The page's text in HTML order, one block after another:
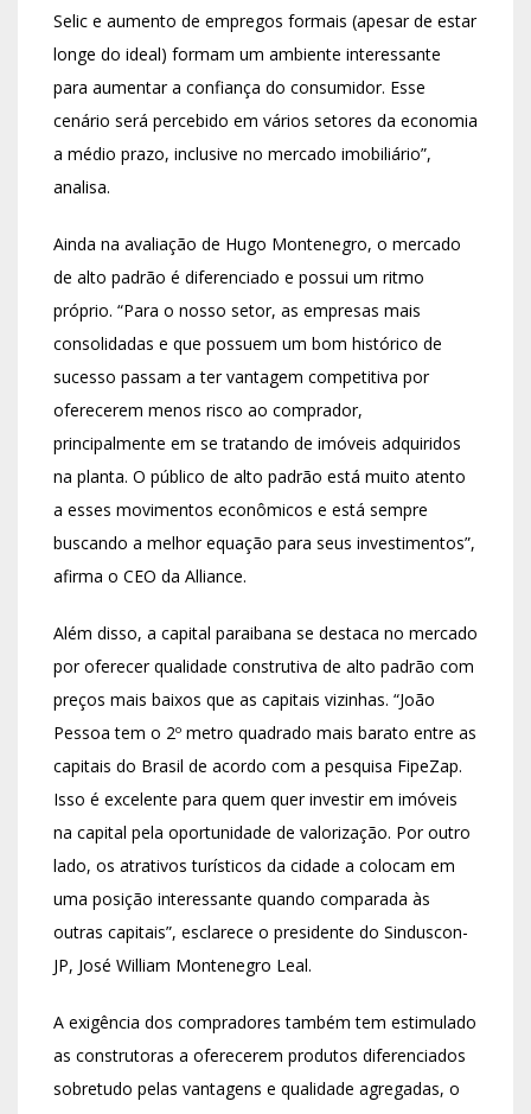
Selic e aumento de empregos formais (apesar de estar
longe do ideal) formam um ambiente interessante
para aumentar a confiança do consumidor. Esse
cenário será percebido em vários setores da economia
a médio prazo, inclusive no mercado imobiliário”,
analisa.
Ainda na avaliação de Hugo Montenegro, o mercado
de alto padrão é diferenciado e possui um ritmo
próprio. “Para o nosso setor, as empresas mais
consolidadas e que possuem um bom histórico de
sucesso passam a ter vantagem competitiva por
oferecerem menos risco ao comprador,
principalmente em se tratando de imóveis adquiridos
na planta. O público de alto padrão está muito atento
a esses movimentos econômicos e está sempre
buscando a melhor equação para seus investimentos”,
afirma o CEO da Alliance.
Além disso, a capital paraibana se destaca no mercado
por oferecer qualidade construtiva de alto padrão com
preços mais baixos que as capitais vizinhas. “João
Pessoa tem o 2º metro quadrado mais barato entre as
capitais do Brasil de acordo com a pesquisa FipeZap.
Isso é excelente para quem quer investir em imóveis
na capital pela oportunidade de valorização. Por outro
lado, os atrativos turísticos da cidade a colocam em
uma posição interessante quando comparada às
outras capitais”, esclarece o presidente do Sinduscon-
JP, José William Montenegro Leal.
A exigência dos compradores também tem estimulado
as construtoras a oferecerem produtos diferenciados
sobretudo pelas vantagens e qualidade agregadas, o